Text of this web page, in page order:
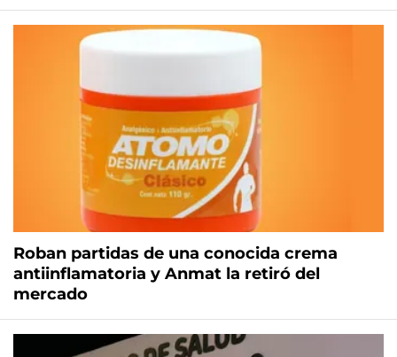
Roban partidas de una conocida crema
antiinflamatoria y Anmat la retiró del
mercado